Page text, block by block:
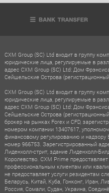
CXM Group (SC) Ltd входит в группу
юридические лица, регулируемые в
адрес CXM Group (SC) Ltd: Дом
Сейшельские Острова
CXM Group (SC) Ltd входит в группу
юридические лица, регулируемые в
адрес CXM Group (SC) Ltd: Дом
Сейшельские Острова
брокер на рынках Forex и CFD,
номером компании 13407617,
финансовому регулированию и надзору
номер 966753. Зарегистрированный
Лиденхолл-стрит, здание Лиденхолл-
Королевство. CXM Prime
профессиональным клиентам или
не предоставляет услуги резидентам
Беларусь, Китай, Куба, Гонконг, Иран,
Россия, Сомали, Судан, Украина,